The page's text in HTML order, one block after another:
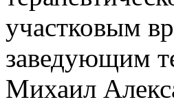
участковым
заведующим
Михаил